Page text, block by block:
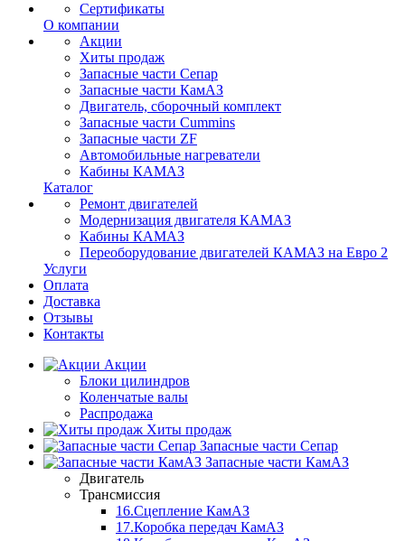
Сертификаты
О компании
Акции
Хиты продаж
Запасные части Сепар
Запасные части КамАЗ
Двигатель, сборочный комплект
Запасные части Cummins
Запасные части ZF
Автомобильные нагреватели
Кабины КАМАЗ
Каталог
Ремонт двигателей
Модернизация двигателя КАМАЗ
Кабины КАМАЗ
Переоборудование двигателей КАМАЗ на Евро 2
Услуги
Оплата
Доставка
Отзывы
Контакты
Акции
Блоки цилиндров
Коленчатые валы
Распродажа
Хиты продаж
Запасные части Сепар
Запасные части КамАЗ
Двигатель
Трансмиссия
16.Сцепление КамАЗ
17.Коробка передач КамАЗ